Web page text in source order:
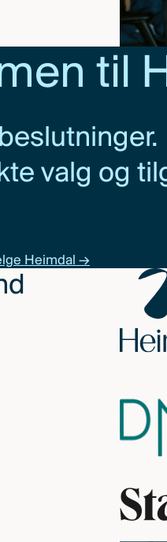
til
valg og
Heimdal →